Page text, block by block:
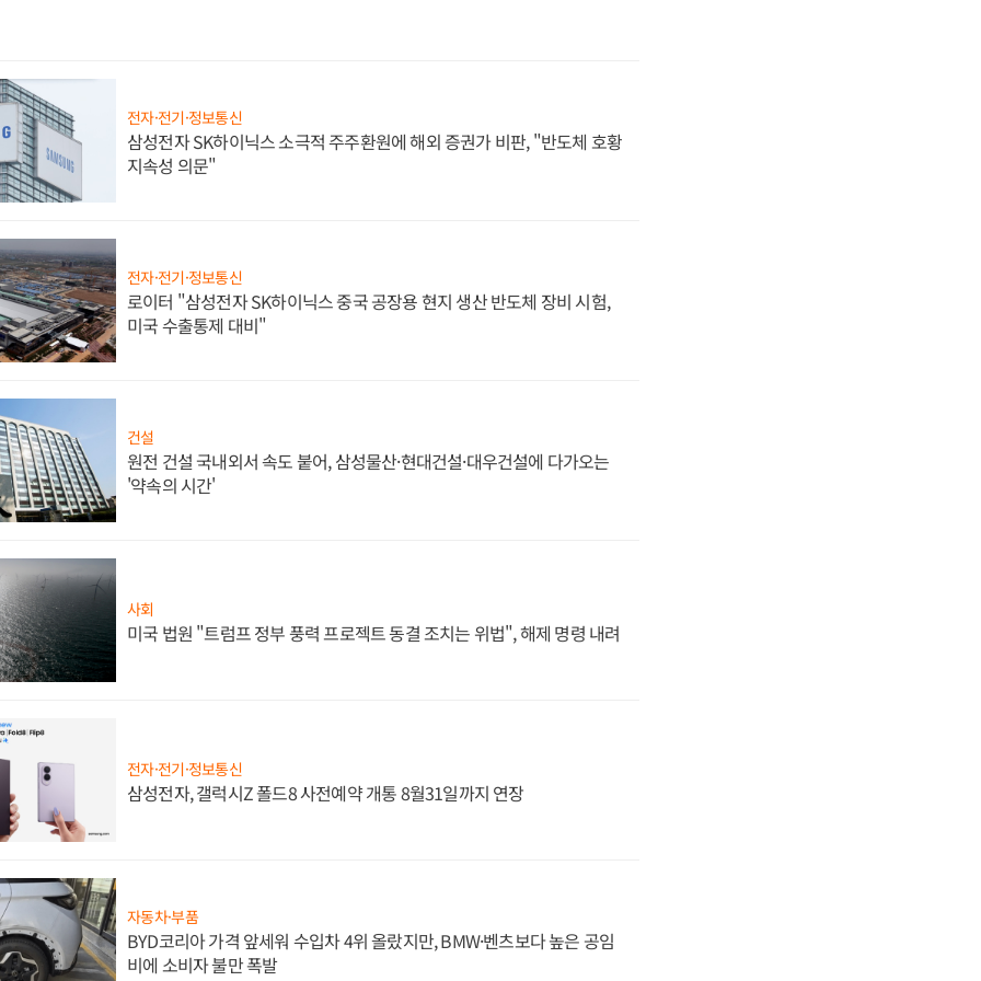
전자·전기·정보통신
삼성전자 SK하이닉스 소극적 주주환원에 해외 증권가 비판, "반도체 호황
지속성 의문"
전자·전기·정보통신
로이터 "삼성전자 SK하이닉스 중국 공장용 현지 생산 반도체 장비 시험,
미국 수출통제 대비"
건설
원전 건설 국내외서 속도 붙어, 삼성물산·현대건설·대우건설에 다가오는
'약속의 시간'
사회
미국 법원 "트럼프 정부 풍력 프로젝트 동결 조치는 위법", 해제 명령 내려
전자·전기·정보통신
삼성전자, 갤럭시Z 폴드8 사전예약 개통 8월31일까지 연장
자동차·부품
BYD코리아 가격 앞세워 수입차 4위 올랐지만, BMW·벤츠보다 높은 공임
비에 소비자 불만 폭발